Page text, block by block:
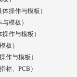
操作与模板）
模板）
作与模板）
板）
作与模板）
标、PCB）